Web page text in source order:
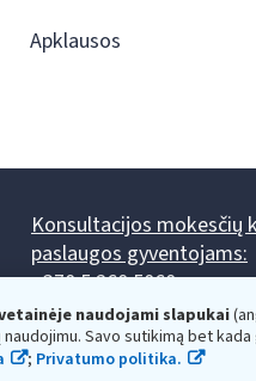
naudojami slapukai
naudojimu. Savo sutikimą bet
; Privatumo politika.
Apklausos
Konsultacijos mokesčių
paslaugos gyventojams:
+370 5 260 5060
Darbo laikas: I-IV 8.00-
Prieššventinę dieną - viena
Kiekvieno mėnesio antrą